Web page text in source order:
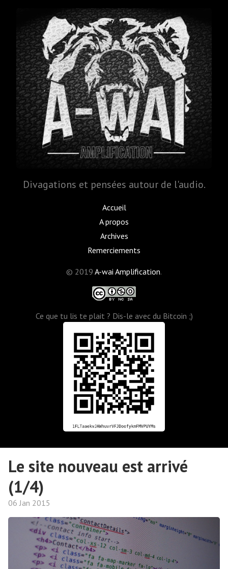
Divagations et pensées autour de l'audio.
Accueil
A propos
Archives
Remerciements
© 2019 A-wai Amplification.
Ce que tu lis te plait ? Dis-le avec du Bitcoin ;)
Le site nouveau est arrivé
(1/4)
06 Jan 2015